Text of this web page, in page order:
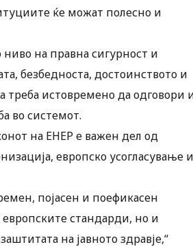
ќе можат полесно и
на правна сигурност и
безбедноста, достоинството и
треба истовремено да одговори
во системот.
на ЕНЕР е важен дел од
европско усогласување и
појасен и поефикасен
стандарди, но и
на јавното здравје,“